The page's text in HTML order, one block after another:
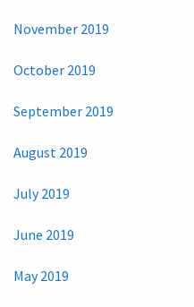
November 2019
October 2019
September 2019
August 2019
July 2019
June 2019
May 2019